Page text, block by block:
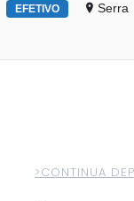
EFETIVO Serra
>CONTINUA